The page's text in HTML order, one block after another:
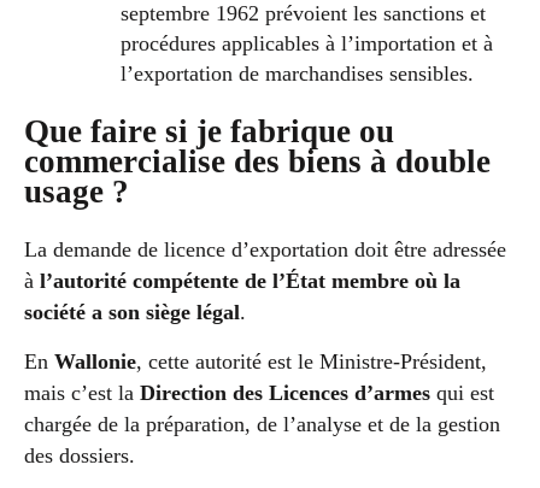
septembre 1962 prévoient les sanctions et
procédures applicables à l’importation et à
l’exportation de marchandises sensibles.
Que faire si je fabrique ou
commercialise des biens à double
usage ?
La demande de licence d’exportation doit être adressée
à l’autorité compétente de l’État membre où la
société a son siège légal.
En Wallonie, cette autorité est le Ministre-Président,
mais c’est la Direction des Licences d’armes qui est
chargée de la préparation, de l’analyse et de la gestion
des dossiers.